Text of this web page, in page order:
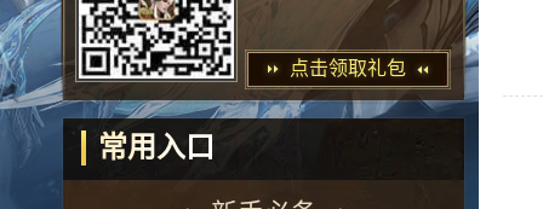
点击领取礼包
常用入口